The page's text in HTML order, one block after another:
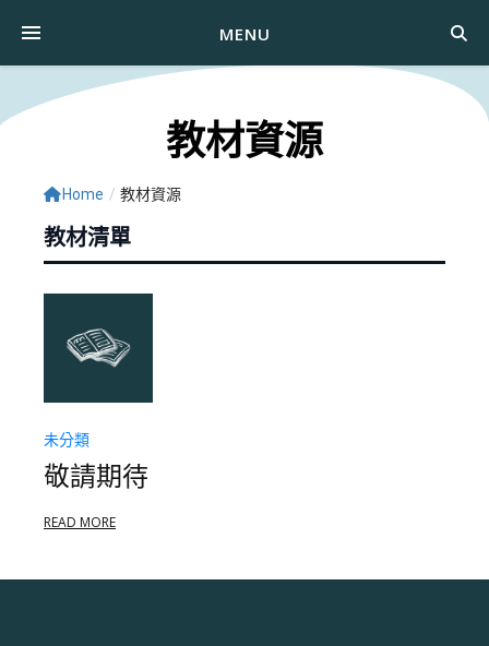
MENU
教材資源
Home / 教材資源
教材清單
未分類
敬請期待
READ MORE